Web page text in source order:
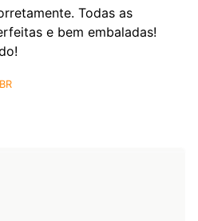
Todas as
e bem embaladas!